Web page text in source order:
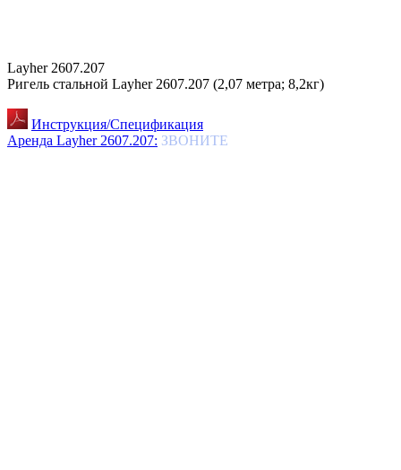
Layher 2607.207
Ригель стальной Layher 2607.207 (2,07 метра; 8,2кг)
Инструкция/Спецификация
Аренда Layher 2607.207: ЗВОНИТЕ